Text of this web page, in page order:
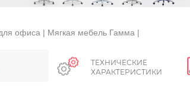
офиса | Мягкая мебель Гамма |
ТЕХНИЧЕСКИЕ
ХАРАКТЕРИСТИКИ